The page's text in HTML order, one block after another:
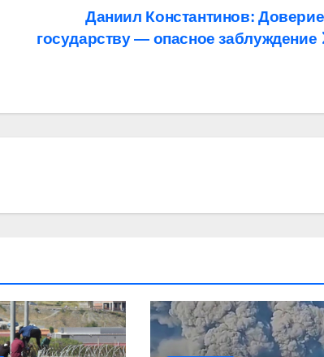
Даниил Константинов:
государству — опасное заблуждение